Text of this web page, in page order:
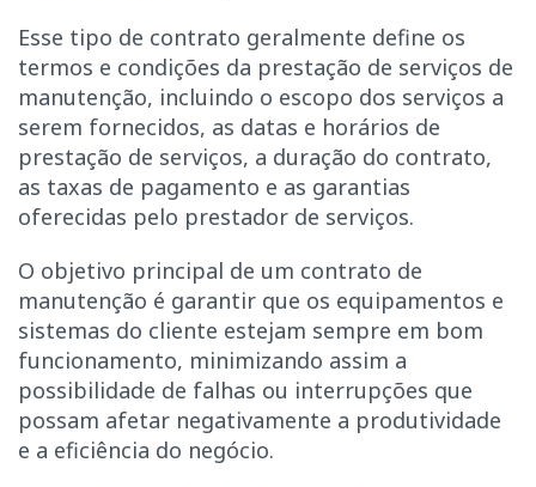
Esse tipo de contrato geralmente define os
termos e condições da prestação de serviços de
manutenção, incluindo o escopo dos serviços a
serem fornecidos, as datas e horários de
prestação de serviços, a duração do contrato,
as taxas de pagamento e as garantias
oferecidas pelo prestador de serviços.
O objetivo principal de um contrato de
manutenção é garantir que os equipamentos e
sistemas do cliente estejam sempre em bom
funcionamento, minimizando assim a
possibilidade de falhas ou interrupções que
possam afetar negativamente a produtividade
e a eficiência do negócio.